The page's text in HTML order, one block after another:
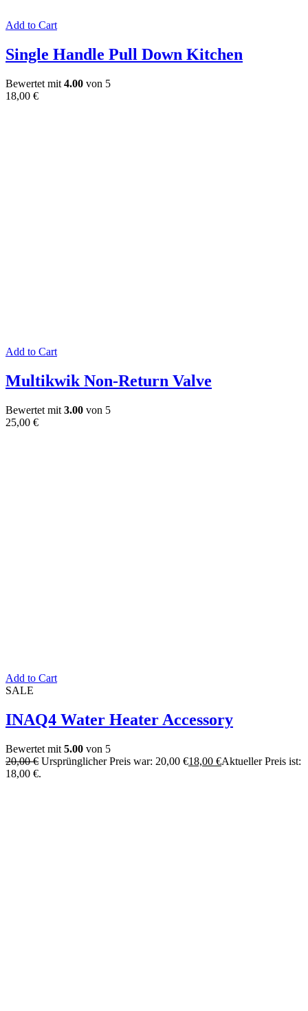
Add to Cart
Single Handle Pull Down Kitchen
Bewertet mit 4.00 von 5
18,00 €
Add to Cart
Multikwik Non-Return Valve
Bewertet mit 3.00 von 5
25,00 €
Add to Cart
SALE
INAQ4 Water Heater Accessory
Bewertet mit 5.00 von 5
20,00€ Ursprünglicher Preis war: 20,00 €18,00 €Aktueller Preis ist:
18,00 €.